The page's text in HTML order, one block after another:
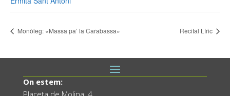
Monòleg: «Massa pa’ la Carabassa» Recital Líric
On estem:
Placeta de Molina, 4